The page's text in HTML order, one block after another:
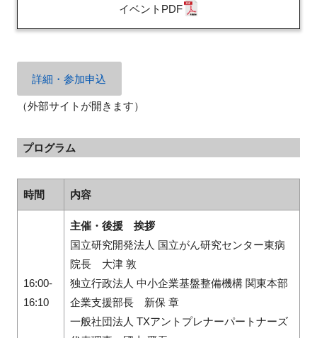
イベントPDF
詳細・参加申込
（外部サイトが開きます）
プログラム
時間 内容
16:00-
16:10
主催・後援 挨拶
国立研究開発法人 国立がん研究センター東病
院長 大津 敦
独立行政法人 中小企業基盤整備機構 関東本部
企業支援部長 新保 章
一般社団法人 TXアントプレナーパートナーズ